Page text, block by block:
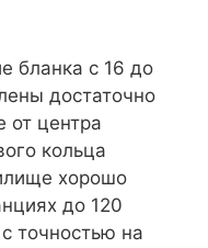
бланка с 16 до
достаточно
от центра
кольца
хорошо
до 120
точностью на